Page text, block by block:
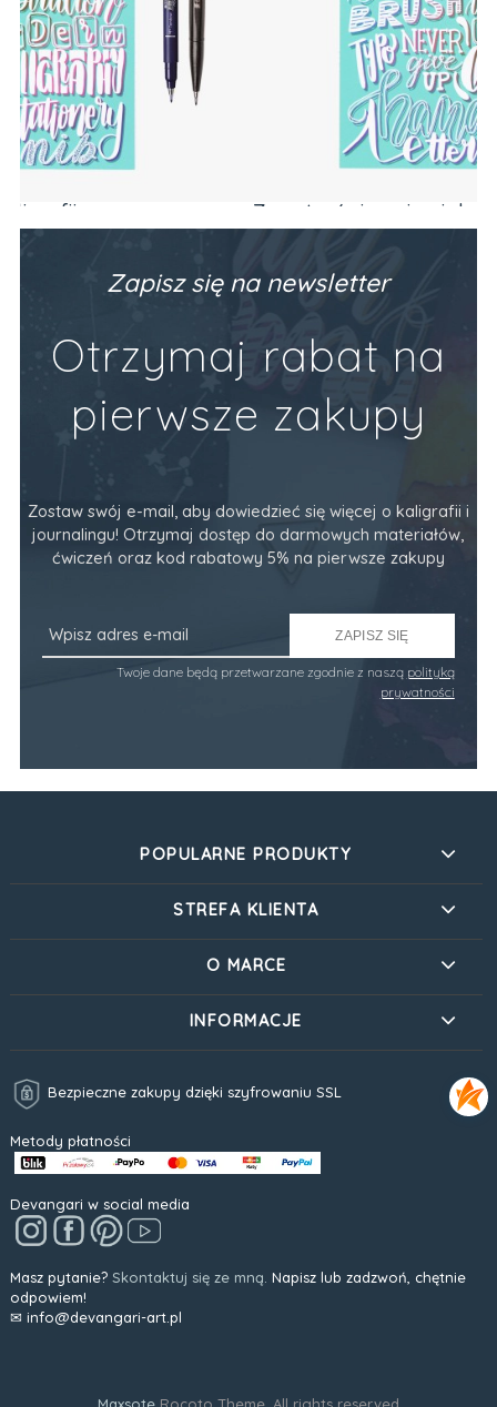
Zeszyt z ćwiczeniami do brush letteringu
PODSTAWY (alfabet, codzienne frazy)
Zapisz się na newsletter
Otrzymaj rabat na
pierwsze zakupy
Zostaw swój e-mail, aby dowiedzieć się więcej o kaligrafii i
journalingu! Otrzymaj dostęp do darmowych materiałów,
ćwiczeń oraz kod rabatowy 5% na pierwsze zakupy
ZAPISZ SIĘ
Twoje dane będą przetwarzane zgodnie z naszą polityką
prywatności
POPULARNE PRODUKTY
STREFA KLIENTA
O MARCE
INFORMACJE
Bezpieczne zakupy dzięki szyfrowaniu SSL
Metody płatności
Devangari w social media
Masz pytanie? Skontaktuj się ze mną. Napisz lub zadzwoń, chętnie
odpowiem!
✉ info@devangari-art.pl
Maxsote Rocoto Theme. All rights reserved